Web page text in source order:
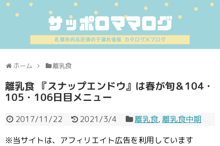
ホーム 離乳食
離乳食 『スナップエンドウ』は春が旬＆104・
105・106日目メニュー
2017/11/22 2021/3/4 離乳食, 離乳食中期
※当サイトは、アフィリエイト広告を利用しています